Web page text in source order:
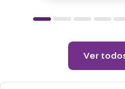
neutro.
Não utilizar
abrasivos.
Ver